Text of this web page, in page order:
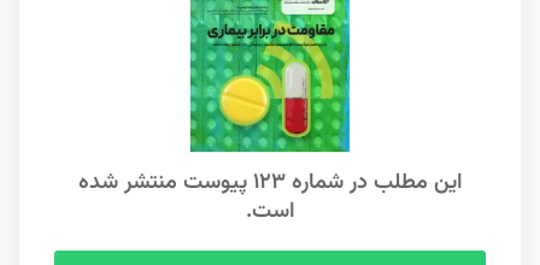
این مطلب در شماره ۱۲۳ پیوست منتشر شده
است.